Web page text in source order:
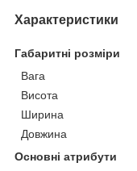
Характеристики
Габаритні розміри
Вага
Висота
Ширина
Довжина
Основні атрибути